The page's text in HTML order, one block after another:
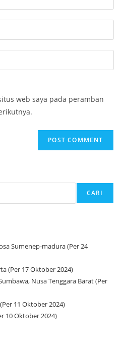
web saya pada peramban
CARI
Sumenep-madura (Per 24
(Per 17 Oktober 2024)
Nusa Tenggara Barat (Per
11 Oktober 2024)
10 Oktober 2024)